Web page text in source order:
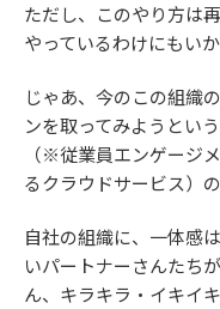
ただし、このやり方は
やっているわけにもい
じゃあ、今のこの組織
ンを取ってみようとい
（※従業員エンゲージ
るクラウドサービス）
自社の組織に、一体感
いパートナーさんたち
ん、キラキラ・イキイ